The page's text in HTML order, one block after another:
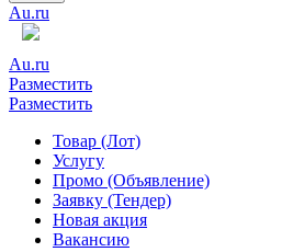
Au.ru
Au.ru
Разместить
Разместить
Товар (Лот)
Услугу
Промо (Объявление)
Заявку (Тендер)
Новая акция
Вакансию